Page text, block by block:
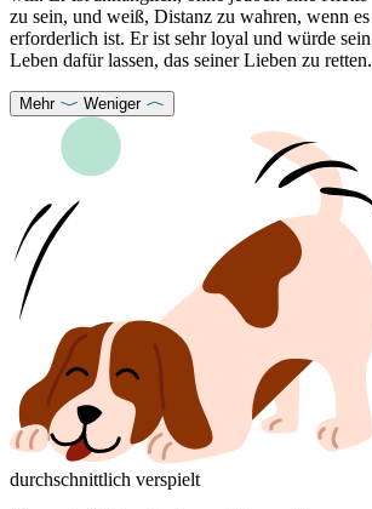
zu sein, und weiß, Distanz zu wahren, wenn es
erforderlich ist. Er ist sehr loyal und würde sein
Leben dafür lassen, das seiner Lieben zu retten.
Mehr Weniger
durchschnittlich verspielt